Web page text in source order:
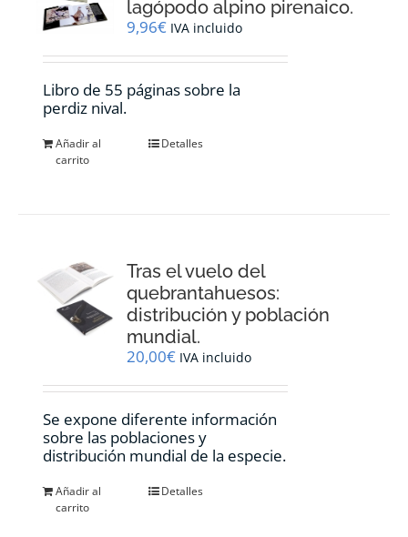
lagópodo alpino pirenaico.
9,96€ IVA incluido
Libro de 55 páginas sobre la
perdiz nival.
Añadir al
carrito
Detalles
Tras el vuelo del
quebrantahuesos:
distribución y población
mundial.
20,00€ IVA incluido
Se expone diferente información
sobre las poblaciones y
distribución mundial de la especie.
Añadir al
carrito
Detalles